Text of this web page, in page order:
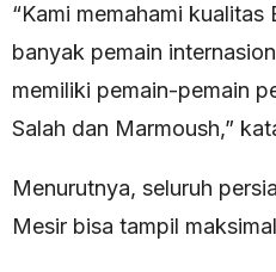
“Kami memahami
banyak pemain
memiliki pemain-pemain
Salah dan Marmoush,”
Menurutnya, seluruh
Mesir bisa tampil